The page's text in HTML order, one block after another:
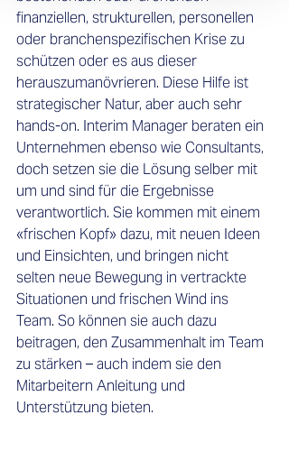
finanziellen, strukturellen, personellen
oder branchenspezifischen Krise zu
schützen oder es aus dieser
herauszumanövrieren. Diese Hilfe ist
strategischer Natur, aber auch sehr
hands-on. Interim Manager beraten ein
Unternehmen ebenso wie Consultants,
doch setzen sie die Lösung selber mit
um und sind für die Ergebnisse
verantwortlich. Sie kommen mit einem
«frischen Kopf» dazu, mit neuen Ideen
und Einsichten, und bringen nicht
selten neue Bewegung in vertrackte
Situationen und frischen Wind ins
Team. So können sie auch dazu
beitragen, den Zusammenhalt im Team
zu stärken – auch indem sie den
Mitarbeitern Anleitung und
Unterstützung bieten.